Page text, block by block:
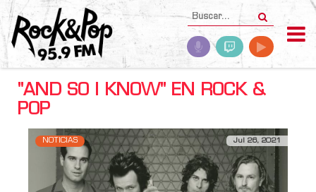
"AND SO I KNOW" EN ROCK &
POP
NOTICIAS Jul 26, 2021